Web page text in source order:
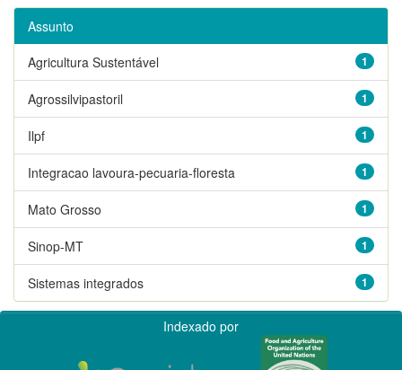
Assunto
1
Agricultura Sustentável
1
Agrossilvipastoril
1
Ilpf
1
Integracao lavoura-pecuaria-floresta
1
Mato Grosso
1
Sinop-MT
1
Sistemas integrados
Indexado por